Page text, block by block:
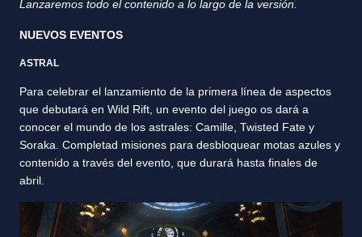
Lanzaremos todo el contenido a lo largo de la versión.
NUEVOS EVENTOS
ASTRAL
Para celebrar el lanzamiento de la primera línea de aspectos
que debutará en Wild Rift, un evento del juego os dará a
conocer el mundo de los astrales: Camille, Twisted Fate y
Soraka. Completad misiones para desbloquear motas azules y
contenido a través del evento, que durará hasta finales de
abril.